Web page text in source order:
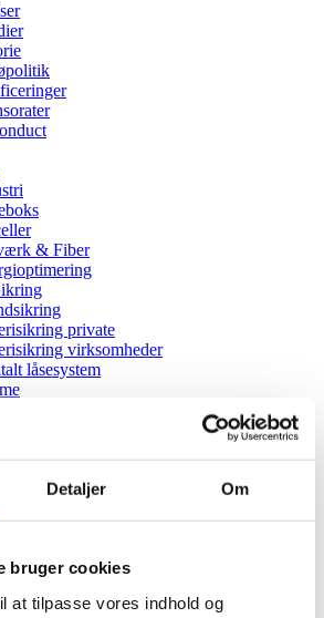
Detaljer Om
bruger cookies
at tilpasse vores indhold og
& Fiber
private
virksomheder
låsesystem